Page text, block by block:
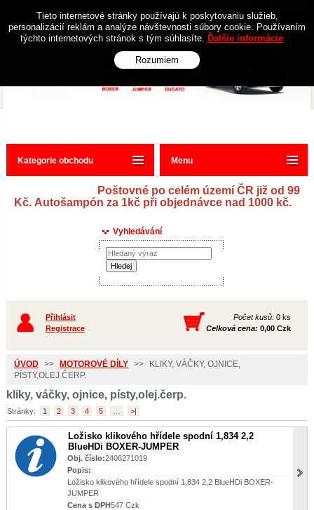
Poštovné po celém území ČR již od 99
Kč. Autošampón za 1kč při objednávce nad 1000 kč.
Kategorie obchodu
Vyhledávání
Přihlásit
Registrace
Počet kusů: 0 ks
Celková cena: 0,00 Czk
ÚVOD >> MOTOROVÉ DÍLY >>
KLIKY, VÁČKY, OJNICE,
PÍSTY,OLEJ.ČERP.
kliky, váčky, ojnice, písty,olej.čerp.
Stránky: 1 2 3 4 5 >|
Ložisko klikového hřídele spodní 1,834 2,2
BlueHDi BOXER-JUMPER
Obj. číslo:2406271019
Popis:
Ložisko klikového hřídele spodní 1,834 2,2 BlueHDi BOXER-
JUMPER
Cena s DPH547 Czk
Menu
Tieto internetové stránky používajú k poskytovaniu služieb,
personalizácií reklám a analýze návštevnosti súbory cookie. Používaním
týchto internetových stránok s tým súhlasíte. Ďalšie informácie
Rozumiem